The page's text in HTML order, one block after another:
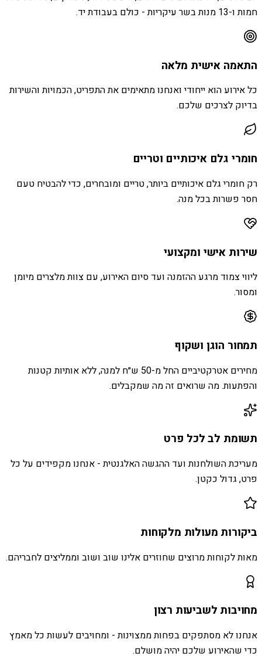
חמות ו-13 מנות בשר עיקריות - כולם בעבודת יד.
התאמה אישית מלאה
כל אירוע הוא ייחודי ואנחנו מתאימים את התפריט, הכמויות והשירות
בדיוק לצרכים שלכם.
חומרי גלם איכותיים וטריים
רק חומרי גלם איכותיים ביותר, טריים ומובחרים, כדי להבטיח טעם
חסר פשרות בכל מנה.
שירות אישי ומקצועי
ליווי צמוד מרגע ההזמנה ועד סיום האירוע, עם צוות מלצרים מיומן
ומסור.
תמחור הוגן ושקוף
מחירים אטרקטיביים החל מ-50 ש״ח למנה, ללא אותיות קטנות
והפתעות. מה שרואים זה מה שמקבלים.
תשומת לב לכל פרט
מעריכת השולחנות ועד ההגשה האלגנטית - אנחנו מקפידים על כל
פרט, גדול כקטן.
ביקורות מעולות מלקוחות
מאות לקוחות מרוצים שחוזרים אלינו שוב ושוב וממליצים לחבריהם.
מחויבות לשביעות רצון
אנחנו לא מסתפקים בפחות ממצוינות - ומחויבים לעשות כל מאמץ
כדי שהאירוע שלכם יהיה מושלם.